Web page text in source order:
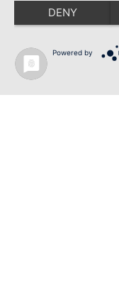
DENY
Powered by